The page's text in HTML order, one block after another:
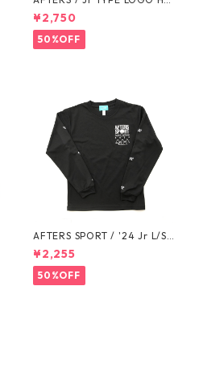
ODIE
¥2,750
50%OFF
AFTERS SPORT / '24 Jr L/S T
EE
¥2,255
50%OFF